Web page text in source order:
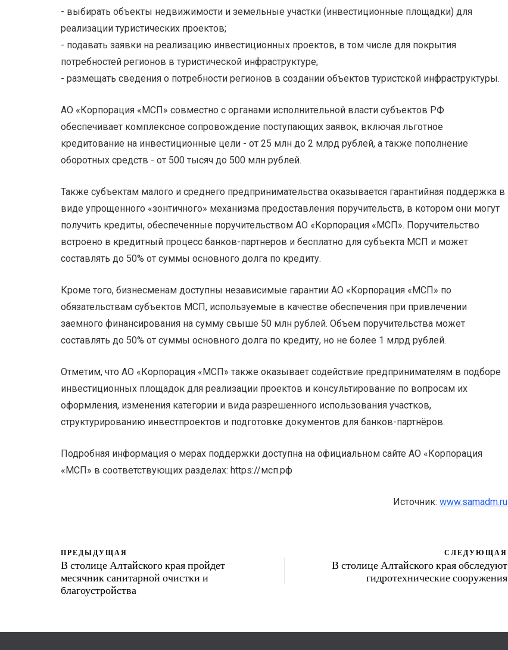
- выбирать объекты недвижимости и земельные участки (инвестиционные площадки) для
реализации туристических проектов;
- подавать заявки на реализацию инвестиционных проектов, в том числе для покрытия
потребностей регионов в туристической инфраструктуре;
- размещать сведения о потребности регионов в создании объектов туристской инфраструктуры.
АО «Корпорация «МСП» совместно с органами исполнительной власти субъектов РФ
обеспечивает комплексное сопровождение поступающих заявок, включая льготное
кредитование на инвестиционные цели - от 25 млн до 2 млрд рублей, а также пополнение
оборотных средств - от 500 тысяч до 500 млн рублей.
Также субъектам малого и среднего предпринимательства оказывается гарантийная поддержка в
виде упрощенного «зонтичного» механизма предоставления поручительств, в котором они могут
получить кредиты, обеспеченные поручительством АО «Корпорация «МСП». Поручительство
встроено в кредитный процесс банков-партнеров и бесплатно для субъекта МСП и может
составлять до 50% от суммы основного долга по кредиту.
Кроме того, бизнесменам доступны независимые гарантии АО «Корпорация «МСП» по
обязательствам субъектов МСП, используемые в качестве обеспечения при привлечении
заемного финансирования на сумму свыше 50 млн рублей. Объем поручительства может
составлять до 50% от суммы основного долга по кредиту, но не более 1 млрд рублей.
Отметим, что АО «Корпорация «МСП» также оказывает содействие предпринимателям в подборе
инвестиционных площадок для реализации проектов и консультирование по вопросам их
оформления, изменения категории и вида разрешенного использования участков,
структурированию инвестпроектов и подготовке документов для банков-партнёров.
Подробная информация о мерах поддержки доступна на официальном сайте АО «Корпорация
«МСП» в соответствующих разделах: https://мсп.рф
Источник: www.samadm.ru
ПРЕДЫДУЩАЯ
В столице Алтайского края пройдет
месячник санитарной очистки и
благоустройства
СЛЕДУЮЩАЯ
В столице Алтайского края обследуют
гидротехнические сооружения